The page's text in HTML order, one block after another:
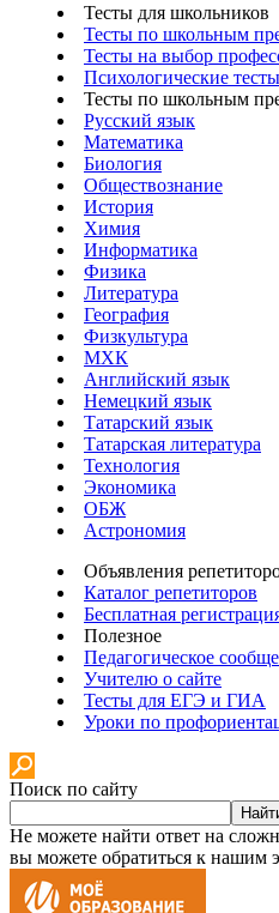
Тесты для школьников
Тесты по школьным
Тесты на выбор
Психологические тесты
Тесты по школьным
Русский язык
Математика
Биология
Обществознание
История
Химия
Информатика
Физика
Литература
География
Физкультура
МХК
Английский язык
Немецкий язык
Татарский язык
Татарская литература
Технология
Экономика
ОБЖ
Астрономия
Объявления
Каталог репетиторов
Бесплатная
Полезное
Педагогическое
Учителю о сайте
Тесты для ЕГЭ и ГИА
Уроки по
Поиск по сайту
Не можете найти ответ на
вы можете обратиться к нашим